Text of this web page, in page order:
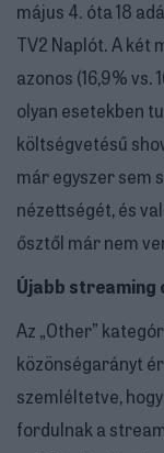
május 4. óta 18
TV2 Naplót. A két
azonos (16,9% vs.
olyan esetekben
költségvetésű
már egyszer sem
nézettségét, és
ősztől már nem
Újabb streaming
Az „Other”
közönségarányt
szemléltetve,
fordulnak a